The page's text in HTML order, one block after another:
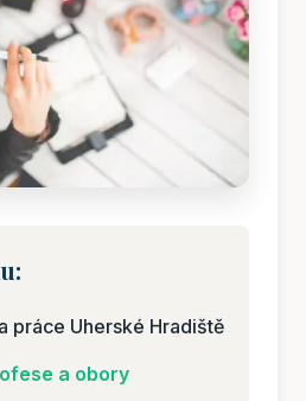
práce Uherské Hradiště
a obory